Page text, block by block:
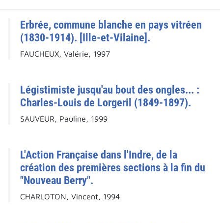
Erbrée, commune blanche en pays vitréen
(1830-1914). [Ille-et-Vilaine].
FAUCHEUX, Valérie, 1997
Légistimiste jusqu'au bout des ongles... :
Charles-Louis de Lorgeril (1849-1897).
SAUVEUR, Pauline, 1999
L'Action Française dans l'Indre, de la
création des premières sections à la fin du
"Nouveau Berry".
CHARLOTON, Vincent, 1994